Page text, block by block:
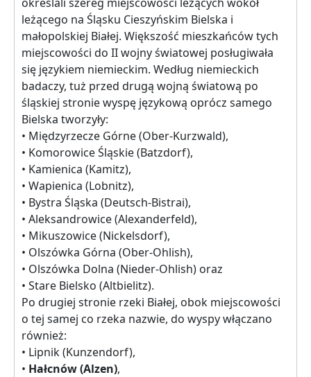
leżącego na Śląsku Cieszyńskim Bielska i
małopolskiej Białej. Większość mieszkańców tych
miejscowości do II wojny światowej posługiwała
się językiem niemieckim. Według niemieckich
badaczy, tuż przed drugą wojną światową po
śląskiej stronie wyspę językową oprócz samego
Bielska tworzyły:
• Międzyrzecze Górne (Ober-Kurzwald),
• Komorowice Śląskie (Batzdorf),
• Kamienica (Kamitz),
• Wapienica (Lobnitz),
• Bystra Śląska (Deutsch-Bistrai),
• Aleksandrowice (Alexanderfeld),
• Mikuszowice (Nickelsdorf),
• Olszówka Górna (Ober-Ohlish),
• Olszówka Dolna (Nieder-Ohlish) oraz
• Stare Bielsko (Altbielitz).
Po drugiej stronie rzeki Białej, obok miejscowości
o tej samej co rzeka nazwie, do wyspy włączano
również:
• Lipnik (Kunzendorf),
• Hałcnów (Alzen),